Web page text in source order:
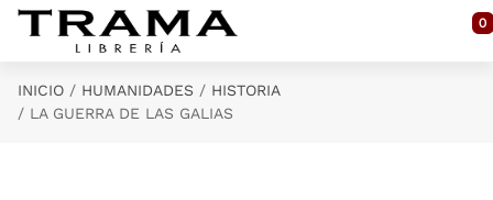
Saltar al contenido principal
0
INICIO HUMANIDADES
HISTORIA
LA GUERRA DE LAS GALIAS